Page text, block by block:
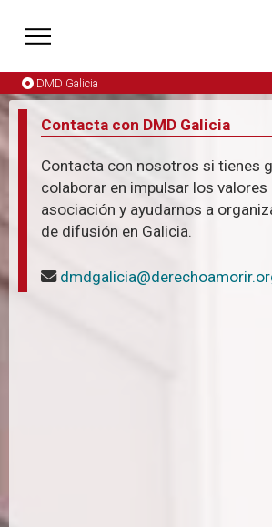
DMD Galicia
Contacta con DMD Galicia
Contacta con nosotros si tienes
colaborar en impulsar los valores
asociación y ayudarnos a
de difusión en Galicia.